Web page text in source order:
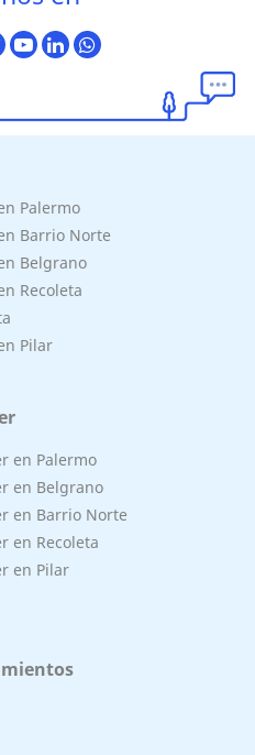
Palermo
Barrio Norte
Belgrano
Recoleta
Pilar
en Palermo
en Belgrano
en Barrio Norte
en Recoleta
en Pilar